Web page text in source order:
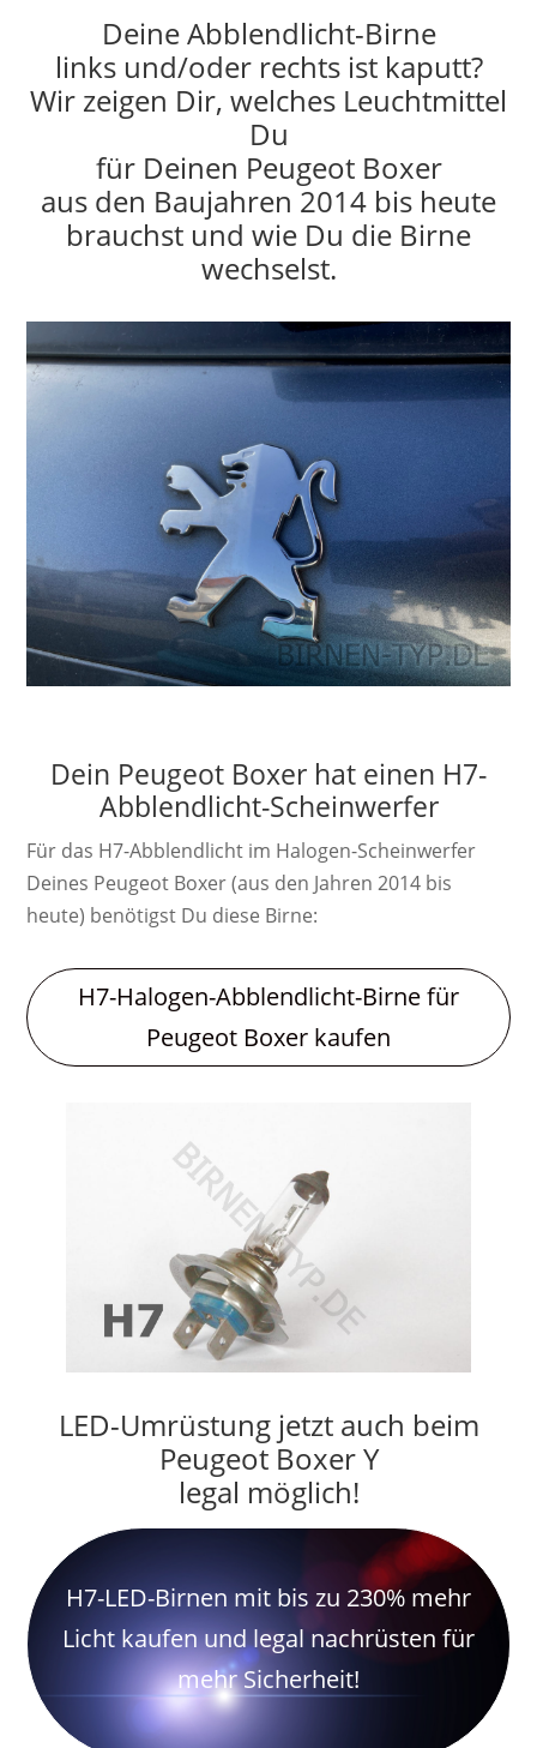
Deine Abblendlicht-Birne
links und/oder rechts ist kaputt?
Wir zeigen Dir, welches Leuchtmittel
Du
für Deinen Peugeot Boxer
aus den Baujahren 2014 bis heute
brauchst und wie Du die Birne
wechselst.
Dein Peugeot Boxer hat einen H7-
Abblendlicht-Scheinwerfer
Für das H7-Abblendlicht im Halogen-Scheinwerfer
Deines Peugeot Boxer (aus den Jahren 2014 bis
heute) benötigst Du diese Birne:
H7-Halogen-Abblendlicht-Birne für
Peugeot Boxer kaufen
LED-Umrüstung jetzt auch beim
Peugeot Boxer Y
legal möglich!
H7-LED-Birnen mit bis zu 230% mehr
Licht kaufen und legal nachrüsten für
mehr Sicherheit!